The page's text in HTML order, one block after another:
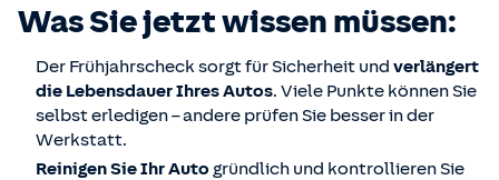
Was Sie jetzt wissen müssen:
Der Frühjahrscheck sorgt für Sicherheit und verlängert
die Lebensdauer Ihres Autos. Viele Punkte können Sie
selbst erledigen – andere prüfen Sie besser in der
Werkstatt.
Reinigen Sie Ihr Auto gründlich und kontrollieren Sie